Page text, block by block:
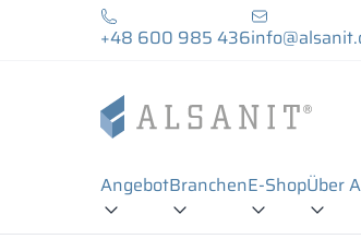
+48 600 985 436
AngebotBranchenE-ShopÜber